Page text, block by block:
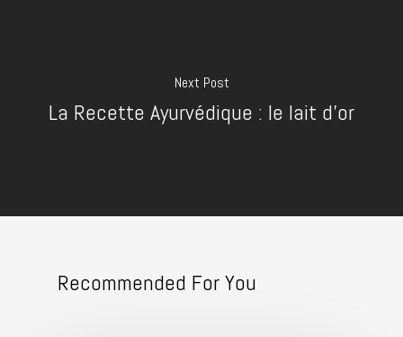
Next Post
La Recette Ayurvédique : le lait d'or
Recommended For You